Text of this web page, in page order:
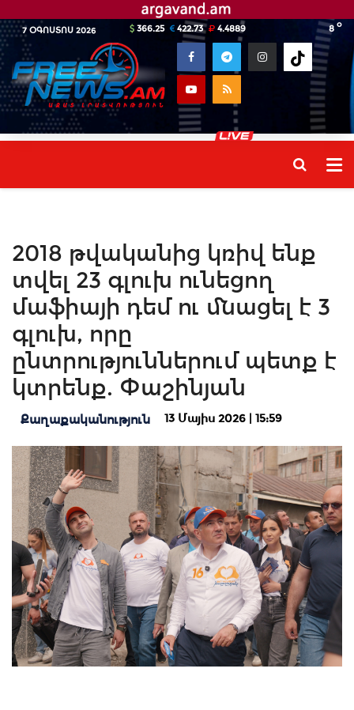
7 ՕԳՈՍՏՈՍ 2026 8 o
366.25 422.73 4.4889
2018 թվականից կռիվ ենք
տվել 23 գլուխ ունեցող
մաֆիայի դեմ ու մնացել է 3
գլուխ, որը
ընտրություններում պետք է
կտրենք. Փաշինյան
Քաղաքականություն 13 Մայիս 2026 | 15:59